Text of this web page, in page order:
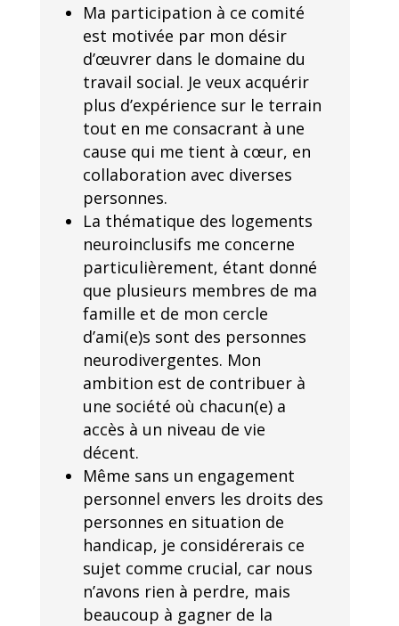
Ma participation à ce comité
est motivée par mon désir
d’œuvrer dans le domaine du
travail social. Je veux acquérir
plus d’expérience sur le terrain
tout en me consacrant à une
cause qui me tient à cœur, en
collaboration avec diverses
personnes.
La thématique des logements
neuroinclusifs me concerne
particulièrement, étant donné
que plusieurs membres de ma
famille et de mon cercle
d’ami(e)s sont des personnes
neurodivergentes. Mon
ambition est de contribuer à
une société où chacun(e) a
accès à un niveau de vie
décent.
Même sans un engagement
personnel envers les droits des
personnes en situation de
handicap, je considérerais ce
sujet comme crucial, car nous
n’avons rien à perdre, mais
beaucoup à gagner de la